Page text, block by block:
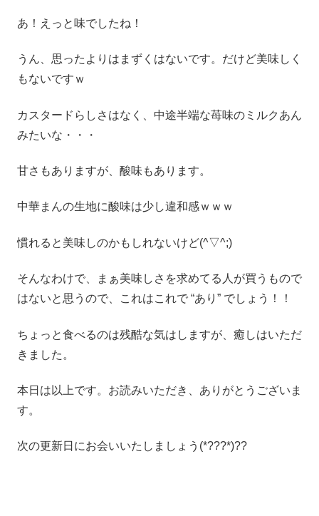
あ！えっと味でしたね！
うん、思ったよりはまずくはないです。だけど美味しく
もないですｗ
カスタードらしさはなく、中途半端な苺味のミルクあん
みたいな・・・
甘さもありますが、酸味もあります。
中華まんの生地に酸味は少し違和感ｗｗｗ
慣れると美味しのかもしれないけど(^▽^;)
そんなわけで、まぁ美味しさを求めてる人が買うもので
はないと思うので、これはこれで “あり” でしょう！！
ちょっと食べるのは残酷な気はしますが、癒しはいただ
きました。
本日は以上です。お読みいただき、ありがとうございま
す。
次の更新日にお会いいたしましょう(*???*)??